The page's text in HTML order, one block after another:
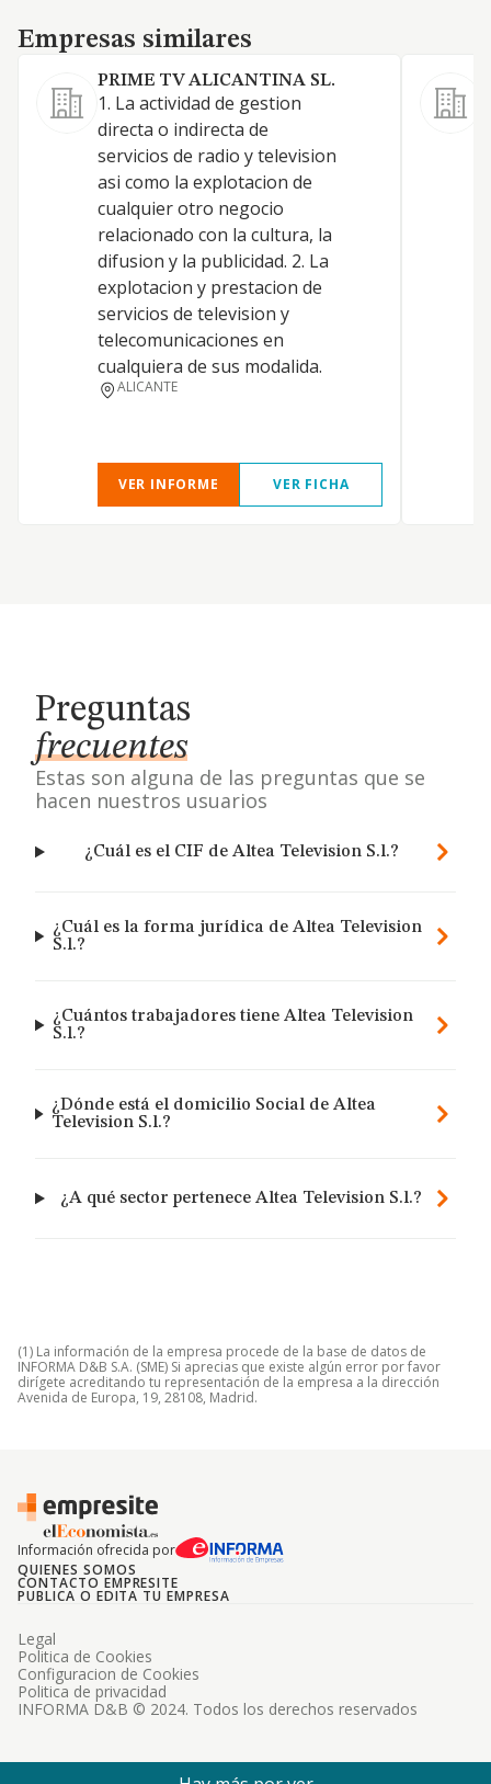
Empresas similares
Empresas similares
PRIME TV ALICANTINA SL.
1. La actividad de gestion
directa o indirecta de
servicios de radio y television
asi como la explotacion de
cualquier otro negocio
relacionado con la cultura, la
difusion y la publicidad. 2. La
explotacion y prestacion de
servicios de television y
telecomunicaciones en
cualquiera de sus modalida.
ALICANTE
VER INFORME VER FICHA
Preguntas
frecuentes
Estas son alguna de las preguntas que se
hacen nuestros usuarios
¿Cuál es el CIF de Altea Television S.l.?
¿Cuál es la forma jurídica de Altea Television
S.l.?
¿Cuántos trabajadores tiene Altea Television
S.l.?
¿Dónde está el domicilio Social de Altea
Television S.l.?
¿A qué sector pertenece Altea Television S.l.?
(1) La información de la empresa procede de la base de datos de
INFORMA D&B S.A. (SME) Si aprecias que existe algún error por favor
dirígete acreditando tu representación de la empresa a la dirección
Avenida de Europa, 19, 28108, Madrid.
Información ofrecida por
QUIENES SOMOS
CONTACTO EMPRESITE
PUBLICA O EDITA TU EMPRESA
INFORMA D&B © 2024. Todos los derechos reservados
Legal
Politica de Cookies
Configuracion de Cookies
Politica de privacidad